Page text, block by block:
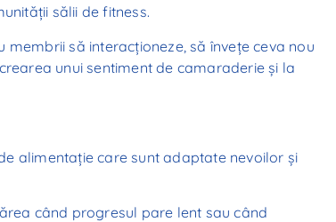
sălii de fitness.
să interacționeze, să învețe ceva nou
unui sentiment de camaraderie și la
alimentație care sunt adaptate nevoilor și
când progresul pare lent sau când